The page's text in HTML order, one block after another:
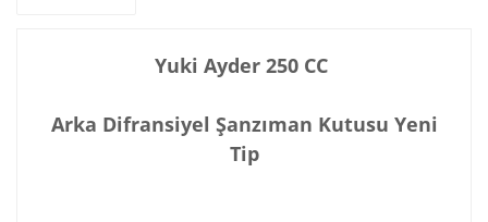
Yuki Ayder 250 CC
Arka Difransiyel Şanzıman Kutusu Yeni
Tip